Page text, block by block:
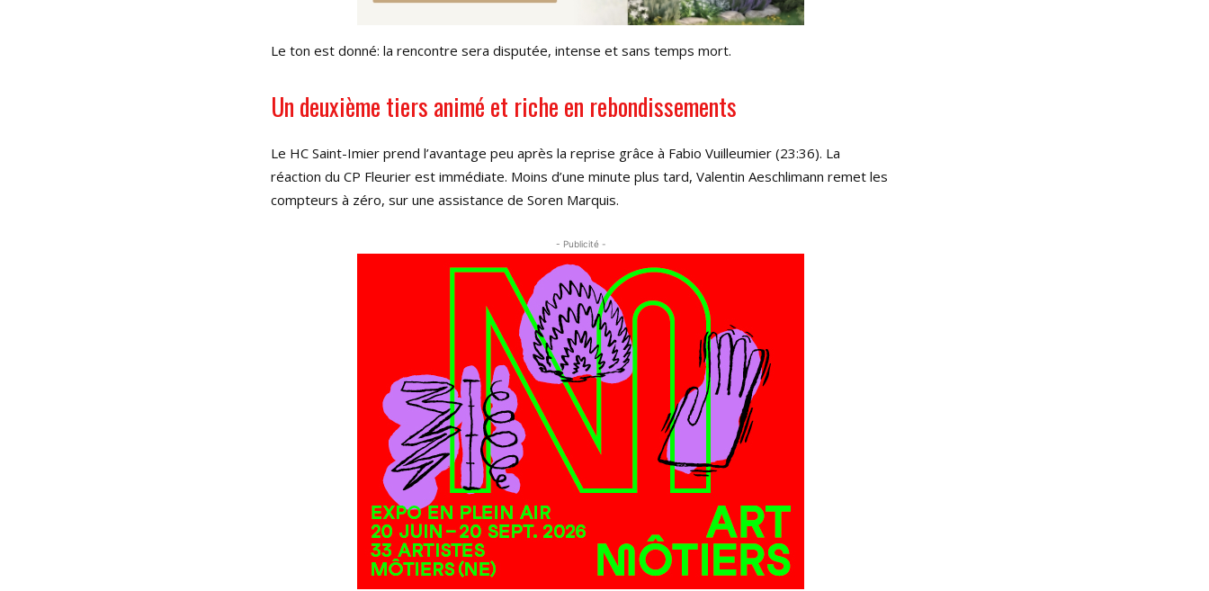
Le ton est donné: la rencontre sera disputée, intense et sans temps mort.
Un deuxième tiers animé et riche en rebondissements
Le HC Saint-Imier prend l’avantage peu après la reprise grâce à Fabio Vuilleumier (23:36). La
réaction du CP Fleurier est immédiate. Moins d’une minute plus tard, Valentin Aeschlimann remet les
compteurs à zéro, sur une assistance de Soren Marquis.
- Publicité -